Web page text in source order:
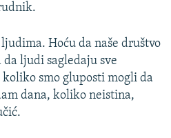
Hoću da naše društvo
ljudi sagledaju sve
smo gluposti mogli da
dana, koliko neistina,